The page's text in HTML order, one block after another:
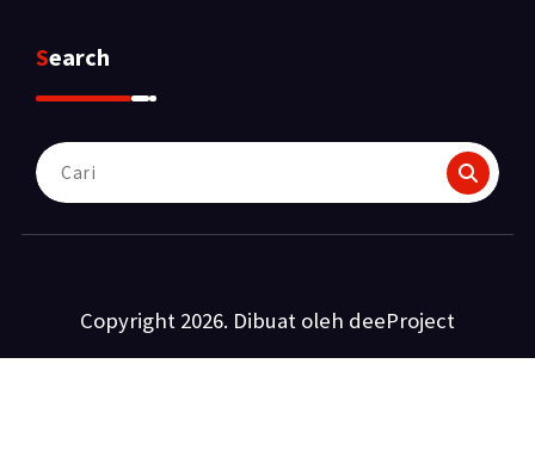
Search
Pencarian
untuk:
Copyright 2026. Dibuat oleh deeProject